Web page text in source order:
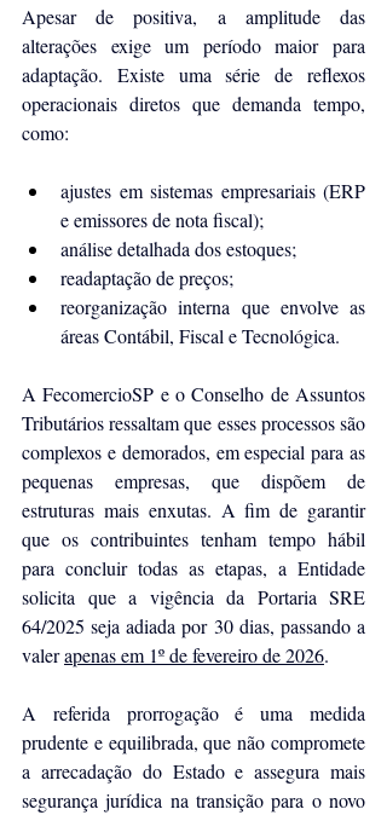
Apesar de positiva, a amplitude das
alterações exige um período maior para
adaptação. Existe uma série de reflexos
operacionais diretos que demanda tempo,
como:
ajustes em sistemas empresariais (ERP
e emissores de nota fiscal);
análise detalhada dos estoques;
readaptação de preços;
reorganização interna que envolve as
áreas Contábil, Fiscal e Tecnológica.
A FecomercioSP e o Conselho de Assuntos
Tributários ressaltam que esses processos são
complexos e demorados, em especial para as
pequenas empresas, que dispõem de
estruturas mais enxutas. A fim de garantir
que os contribuintes tenham tempo hábil
para concluir todas as etapas, a Entidade
solicita que a vigência da Portaria SRE
64/2025 seja adiada por 30 dias, passando a
valer apenas em 1º de fevereiro de 2026.
A referida prorrogação é uma medida
prudente e equilibrada, que não compromete
a arrecadação do Estado e assegura mais
segurança jurídica na transição para o novo